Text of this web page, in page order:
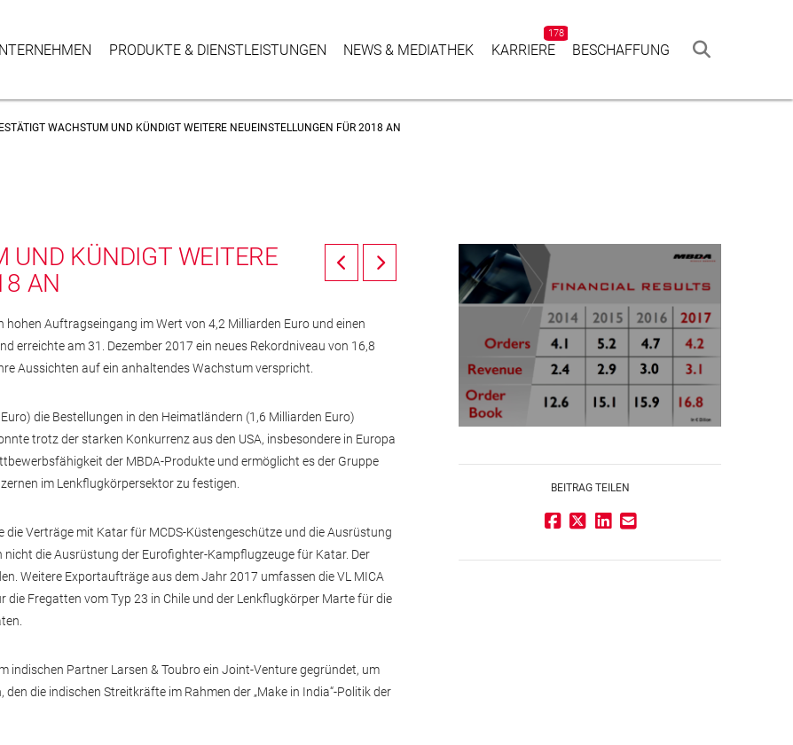
PRODUKTE & DIENSTLEISTUNGEN NEWS & MEDIATHEK KAR­RIERE
178
BESCHAF­FUNG
WACHSTUM UND KÜNDIGT WEITERE NEUEINSTELLUNGEN FÜR 2018 AN
UND KÜNDIGT WEITERE
AN
Auftragseingang im Wert von 4,2 Milliarden Euro und einen
erreichte am 31. Dezember 2017 ein neues Rekordniveau von 16,8
Aussichten auf ein anhaltendes Wachstum verspricht.
die Bestellungen in den Heimatländern (1,6 Milliarden Euro)
trotz der starken Konkurrenz aus den USA, insbesondere in Europa
der MBDA-Produkte und ermöglicht es der Gruppe
im Lenkflugkörpersektor zu festigen.
Verträge mit Katar für MCDS-Küstengeschütze und die Ausrüstung
die Ausrüstung der Eurofighter-Kampflugzeuge für Katar. Der
Weitere Exportaufträge aus dem Jahr 2017 umfassen die VL MICA
Fregatten vom Typ 23 in Chile und der Lenkflugkörper Marte für die
indischen Partner Larsen & Toubro ein Joint-Venture gegründet, um
die indischen Streitkräfte im Rahmen der „Make in India“-Politik der
BEITRAG TEILEN